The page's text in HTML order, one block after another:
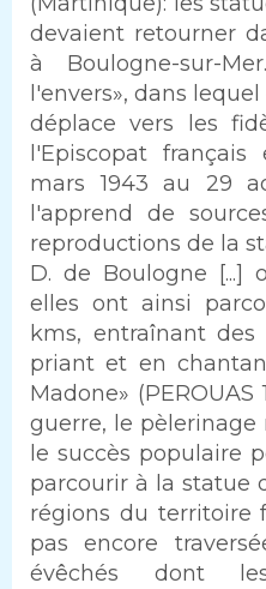
devaient retourner
à Boulogne-sur-
l'envers», dans
déplace vers les
l'Episcopat
mars 1943 au 29
l'apprend de
reproductions de la
D. de Boulogne [...]
elles ont ainsi
kms, entraînant
priant et en
Madone»
guerre, le
le succès populaire
parcourir à la statue
régions du territoire
pas encore
évêchés dont